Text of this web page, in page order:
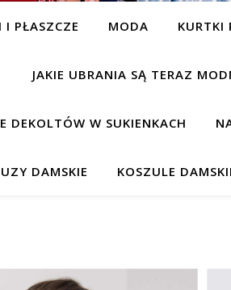
I PŁASZCZE MODA KURTKI
JAKIE UBRANIA SĄ TERAZ
DEKOLTÓW W SUKIENKACH
DAMSKIE KOSZULE